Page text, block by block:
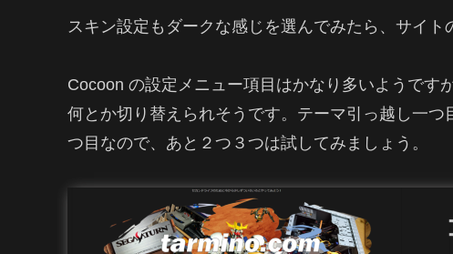
スキン設定もダークな感じを選んでみたら、サイト
Cocoon の設定メニュー項目はかなり多いようです
何とか切り替えられそうです。テーマ引っ越し一
つ目なので、あと２つ３つは試してみましょう。